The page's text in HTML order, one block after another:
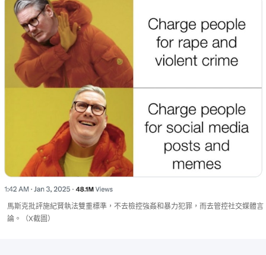
馬斯克批評施紀賢執法雙重標準，不去檢控強姦和暴力犯罪，而去管控社交媒體言
論。（X截圖）